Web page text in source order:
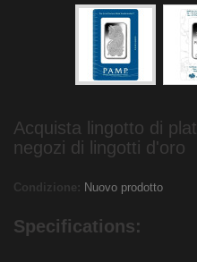
Acquista lingotto di
negozi di lingotti d'oro
Condizione: Nuovo prodotto
Specifications: